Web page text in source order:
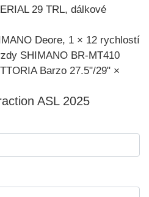
29 TRL, dálkové
Deore, 1 × 12 rychlostí
SHIMANO BR-MT410
Barzo 27.5"/29" ×
ASL 2025